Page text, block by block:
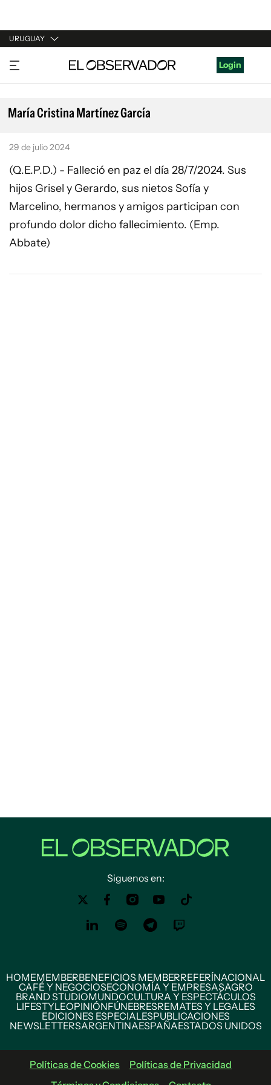
URUGUAY
URUGUAY
ARGENTINA
ESPAÑA
Login
María Cristina Martínez García
29 de julio 2024
(Q.E.P.D.) - Falleció en paz el día 28/7/2024. Sus
hijos Grisel y Gerardo, sus nietos Sofía y
Marcelino, hermanos y amigos participan con
profundo dolor dicho fallecimiento. (Emp.
Abbate)
Siguenos en:
HOMEMEMBERBENEFICIOS MEMBERREFERÍNACIONAL
CAFÉ Y NEGOCIOSECONOMÍA Y EMPRESASAGRO
BRAND STUDIOMUNDOCULTURA Y ESPECTÁCULOS
LIFESTYLEOPINIÓNFÚNEBRESREMATES Y LEGALES
EDICIONES ESPECIALESPUBLICACIONES
NEWSLETTERSARGENTINAESPAÑAESTADOS UNIDOS
Políticas de Cookies
Políticas de Privacidad